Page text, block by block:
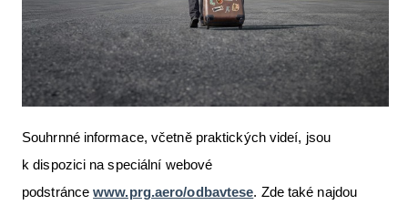
Souhrnné informace, včetně praktických videí, jsou
k dispozici na speciální webové
podstráncewww.prg.aero/odbavtese. Zde také najdou